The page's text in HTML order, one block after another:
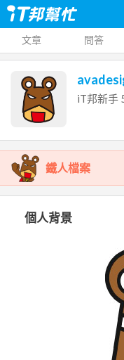
文章 問答
iT邦新手
鐵人檔案
個人背景